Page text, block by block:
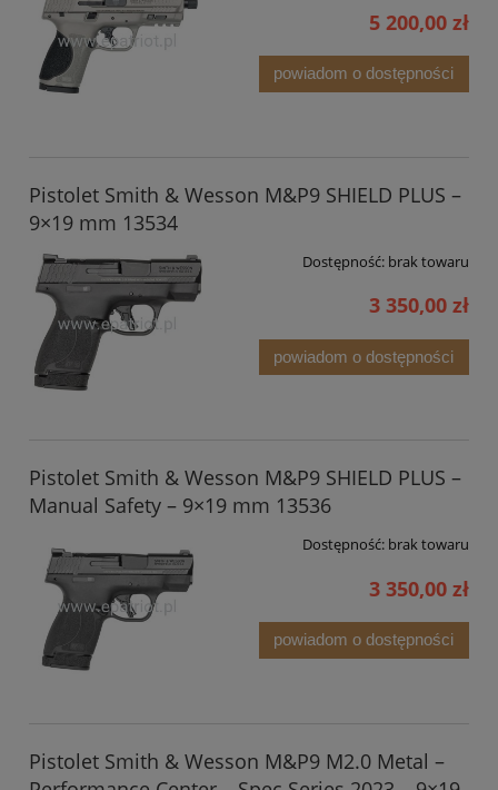
5 200,00 zł
powiadom o dostępności
Pistolet Smith & Wesson M&P9 SHIELD PLUS –
9×19 mm 13534
Dostępność: brak towaru
3 350,00 zł
powiadom o dostępności
Pistolet Smith & Wesson M&P9 SHIELD PLUS –
Manual Safety – 9×19 mm 13536
Dostępność: brak towaru
3 350,00 zł
powiadom o dostępności
Pistolet Smith & Wesson M&P9 M2.0 Metal –